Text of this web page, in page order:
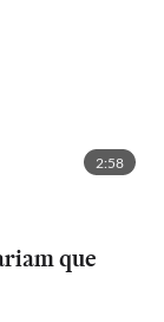
2:58
que